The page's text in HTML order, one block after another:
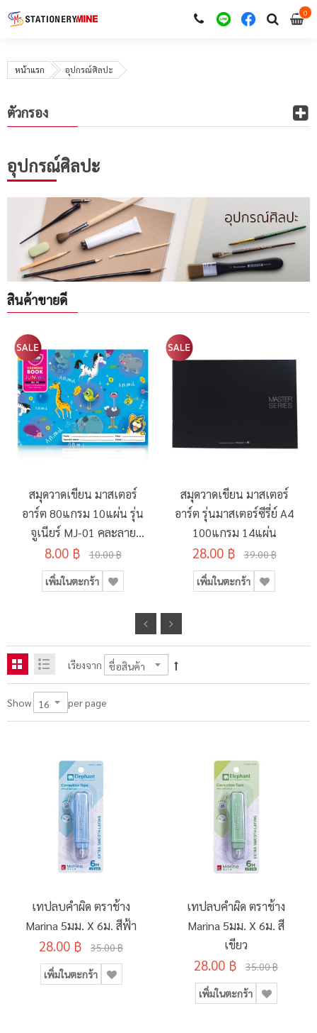
00
หน้าแรก อุปกรณ์ศิลปะ
อุปกรณ์ศิลปะ
สินค้าขายดี
สมุดวาดเขียน มาสเตอร์
อาร์ต 80แกรม 10แผ่น รุ่น
จูเนียร์ MJ-01 คละลาย
190x260มม.
8.00 ฿ 10.00 ฿
เพิ่มในตะกร้า
สมุดวาดเขียน มาสเตอร์
อาร์ต รุ่นมาสเตอร์ซีรี่ย์ A4
100แกรม 14แผ่น
28.00 ฿ 39.00 ฿
เพิ่มในตะกร้า
เรียงจาก
Show per page
เทปลบคำผิด ตราช้าง
Marina 5มม. X 6ม. สีฟ้า
28.00 ฿ 35.00 ฿
เพิ่มในตะกร้า
เทปลบคำผิด ตราช้าง
Marina 5มม. X 6ม. สี
เขียว
28.00 ฿ 35.00 ฿
เพิ่มในตะกร้า
ตัวกรอง